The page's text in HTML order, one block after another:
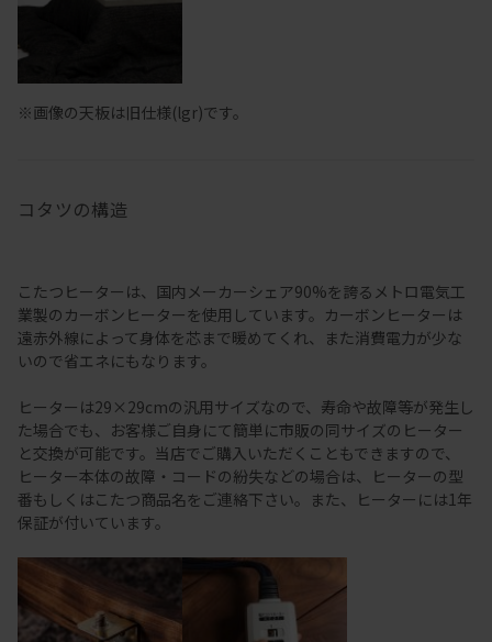
※画像の天板は旧仕様(lgr)です。
コタツの構造
こたつヒーターは、国内メーカーシェア90%を誇るメトロ電気工
業製のカーボンヒーターを使用しています。カーボンヒーターは
遠赤外線によって身体を芯まで暖めてくれ、また消費電力が少な
いので省エネにもなります。
ヒーターは29×29cmの汎用サイズなので、寿命や故障等が発生し
た場合でも、お客様ご自身にて簡単に市販の同サイズのヒーター
と交換が可能です。当店でご購入いただくこともできますので、
ヒーター本体の故障・コードの紛失などの場合は、ヒーターの型
番もしくはこたつ商品名をご連絡下さい。また、ヒーターには1年
保証が付いています。